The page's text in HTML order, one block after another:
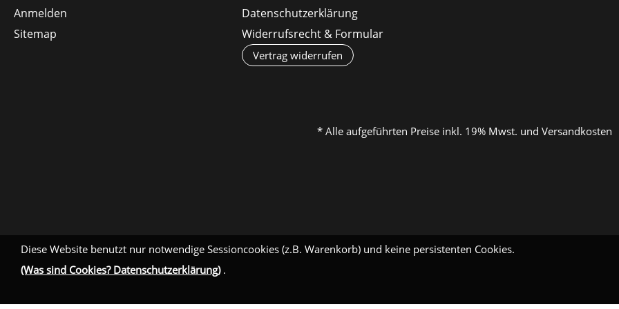
Diese Website benutzt nur notwendige Sessioncookies (z.B. Warenkorb) und keine persistenten Cookies.
(Was sind Cookies? Datenschutzerklärung).
Anmelden
Sitemap
Datenschutzerklärung
Widerrufsrecht & Formular
Vertrag widerrufen
* Alle aufgeführten Preise inkl. 19% Mwst. und Versandkosten